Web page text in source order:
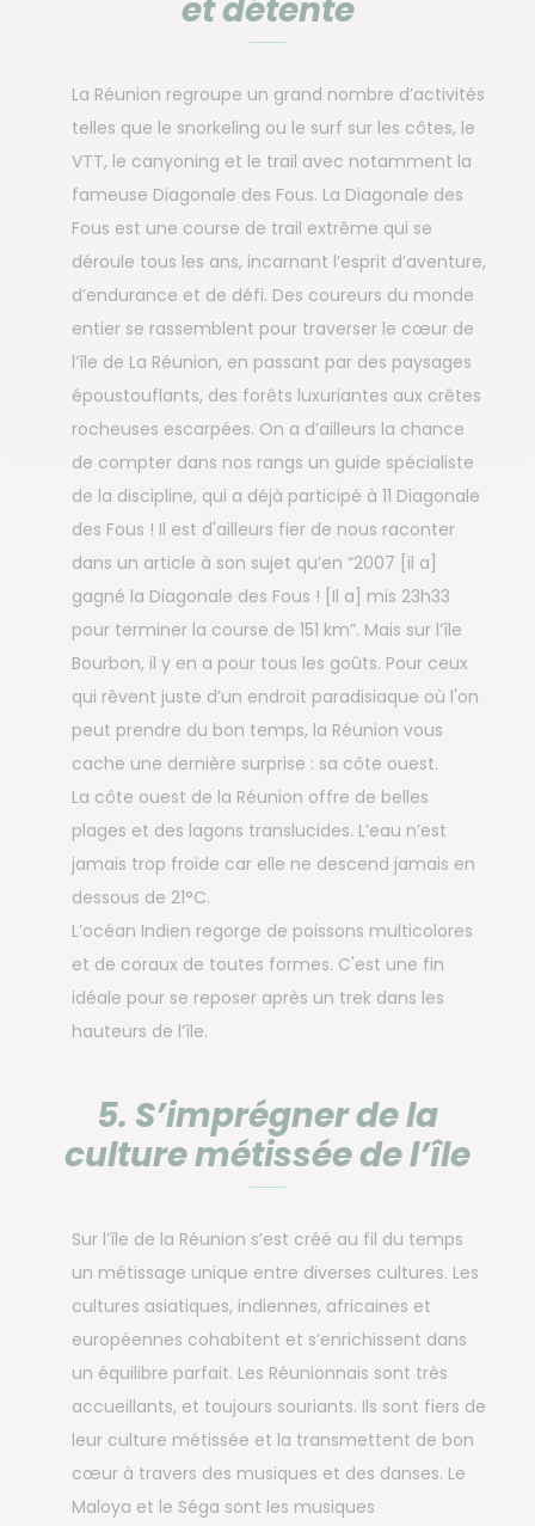
et détente
La Réunion regroupe un grand nombre d’activités
telles que le snorkeling ou le surf sur les côtes, le
VTT, le canyoning et le trail avec notamment la
fameuse Diagonale des Fous. La Diagonale des
Fous est une course de trail extrême qui se
déroule tous les ans, incarnant l’esprit d’aventure,
d’endurance et de défi. Des coureurs du monde
entier se rassemblent pour traverser le cœur de
l’île de La Réunion, en passant par des paysages
époustouflants, des forêts luxuriantes aux crêtes
rocheuses escarpées. On a d’ailleurs la chance
de compter dans nos rangs un guide spécialiste
de la discipline, qui a déjà participé à 11 Diagonale
des Fous ! Il est d'ailleurs fier de nous raconter
dans un article à son sujet qu’en “2007 [il a]
gagné la Diagonale des Fous ! [Il a] mis 23h33
pour terminer la course de 151 km”. Mais sur l’île
Bourbon, il y en a pour tous les goûts. Pour ceux
qui rêvent juste d’un endroit paradisiaque où l'on
peut prendre du bon temps, la Réunion vous
cache une dernière surprise : sa côte ouest.
La côte ouest de la Réunion offre de belles
plages et des lagons translucides. L’eau n’est
jamais trop froide car elle ne descend jamais en
dessous de 21°C.
L’océan Indien regorge de poissons multicolores
et de coraux de toutes formes. C'est une fin
idéale pour se reposer après un trek dans les
hauteurs de l’île.
5. S’imprégner de la
culture métissée de l’île
Sur l’île de la Réunion s’est créé au fil du temps
un métissage unique entre diverses cultures. Les
cultures asiatiques, indiennes, africaines et
européennes cohabitent et s’enrichissent dans
un équilibre parfait. Les Réunionnais sont très
accueillants, et toujours souriants. Ils sont fiers de
leur culture métissée et la transmettent de bon
cœur à travers des musiques et des danses. Le
Maloya et le Séga sont les musiques